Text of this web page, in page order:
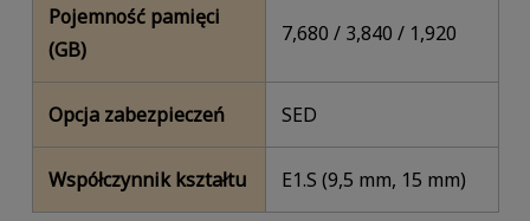
Pojemność pamięci
(GB)
7,680 / 3,840 / 1,920
Opcja zabezpieczeń SED
Współczynnik kształtu E1.S (9,5 mm, 15 mm)